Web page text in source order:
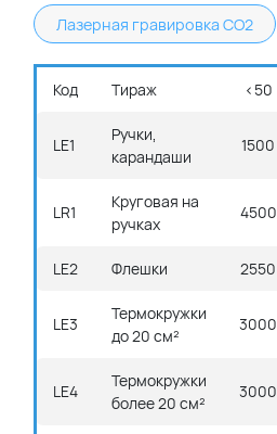
Лазерная гравировка CO2
Код Тираж <50
LE1
Ручки,
карандаши
1500
LR1
Круговая на
ручках
4500
LE2 Флешки 2550
LE3
Термокружки
до 20 см²
3000
LE4
Термокружки
более 20 см²
3000